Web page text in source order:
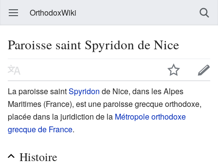
OrthodoxWiki
Paroisse saint Spyridon de Nice
La paroisse saintSpyridon de Nice, dans les Alpes
Maritimes (France), est une paroisse grecque orthodoxe,
placée dans la juridiction de la Métropole orthodoxe
grecque de France.
Histoire